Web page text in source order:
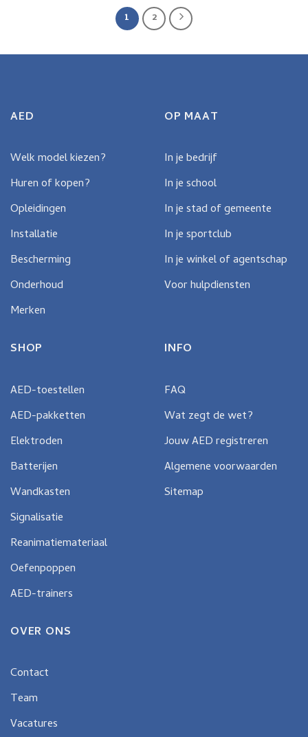
Deze
worden
productpagina
1 2
AED
Welk model kiezen?
Huren of kopen?
Opleidingen
Installatie
Bescherming
Onderhoud
Merken
OP MAAT
In je bedrijf
In je school
In je stad of gemeente
In je sportclub
In je winkel of agentschap
Voor hulpdiensten
SHOP
AED-toestellen
AED-pakketten
Elektroden
Batterijen
Wandkasten
Signalisatie
Reanimatiemateriaal
Oefenpoppen
AED-trainers
INFO
FAQ
Wat zegt de wet?
Jouw AED registreren
Algemene voorwaarden
Sitemap
OVER ONS
Contact
Team
Vacatures